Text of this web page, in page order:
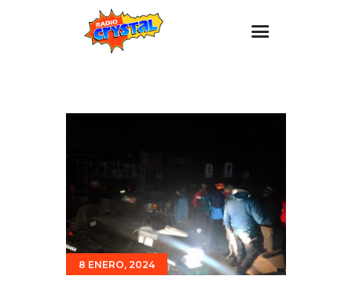
Eventos
Promociones
Para ti
Contacto
8 ENERO, 2024